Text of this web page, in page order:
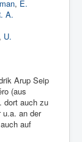
, E.
A.
, U.
Arup Seip
(aus
dort auch zu
u.a. an der
auf